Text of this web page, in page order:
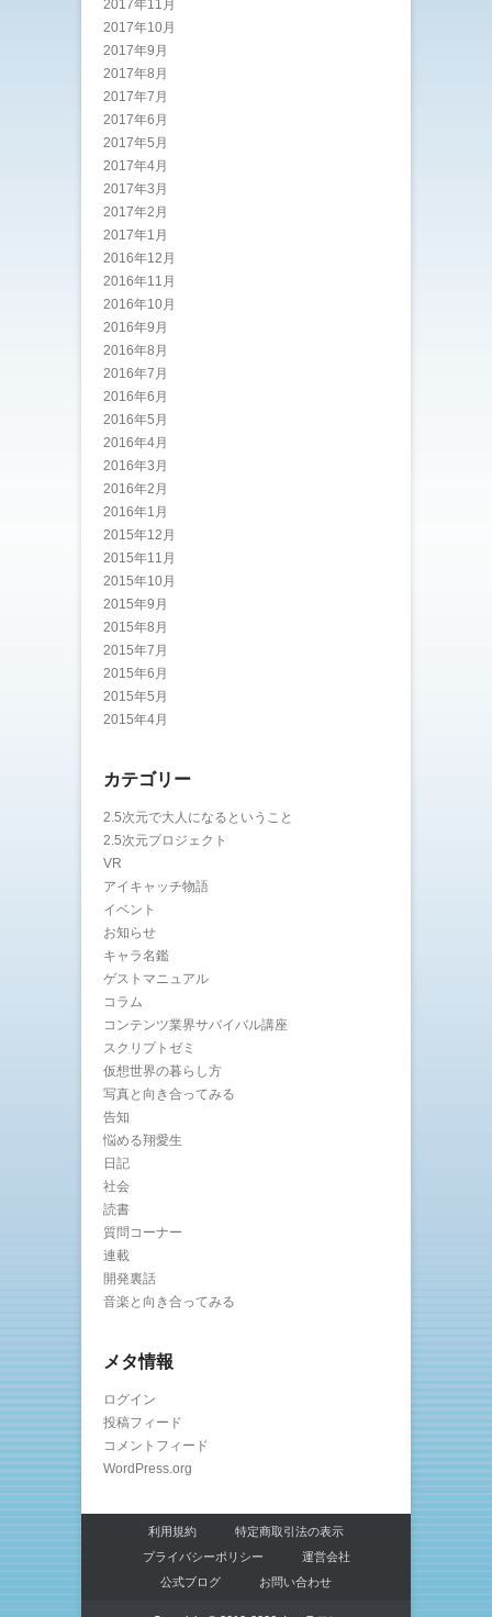
2017年11月
2017年10月
2017年9月
2017年8月
2017年7月
2017年6月
2017年5月
2017年4月
2017年3月
2017年2月
2017年1月
2016年12月
2016年11月
2016年10月
2016年9月
2016年8月
2016年7月
2016年6月
2016年5月
2016年4月
2016年3月
2016年2月
2016年1月
2015年12月
2015年11月
2015年10月
2015年9月
2015年8月
2015年7月
2015年6月
2015年5月
2015年4月
カテゴリー
2.5次元で大人になるということ
2.5次元プロジェクト
VR
アイキャッチ物語
イベント
お知らせ
キャラ名鑑
ゲストマニュアル
コラム
コンテンツ業界サバイバル講座
スクリプトゼミ
仮想世界の暮らし方
写真と向き合ってみる
告知
悩める翔愛生
日記
社会
読書
質問コーナー
連載
開発裏話
音楽と向き合ってみる
メタ情報
ログイン
投稿フィード
コメントフィード
WordPress.org
利用規約
特定商取引法の表示
プライバシーポリシー
運営会社
公式ブログ
お問い合わせ